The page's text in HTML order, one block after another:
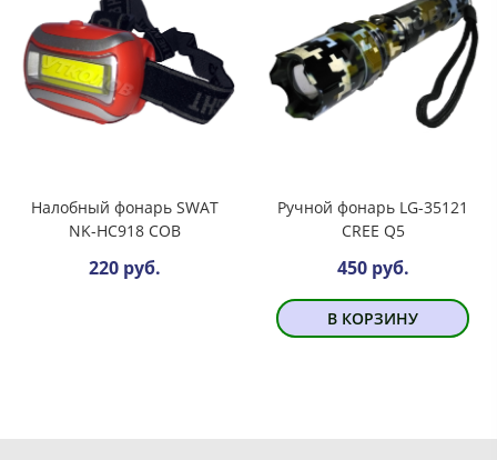
Налобный фонарь SWAT
NK-HC918 COB
220 руб.
Ручной фонарь LG-35121
CREE Q5
450 руб.
В КОРЗИНУ